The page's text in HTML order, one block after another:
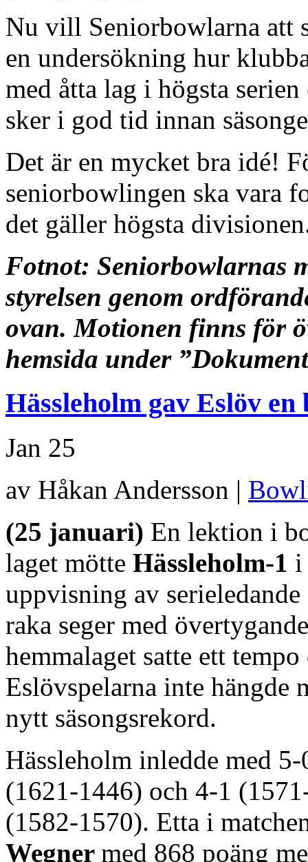
Nu vill Seniorbowlarna att
en undersökning hur
med åtta lag i högsta
sker i god tid innan
Det är en mycket bra idé!
seniorbowlingen ska vara
det gäller högsta
Fotnot: Seniorbowlarnas
styrelsen genom
ovan. Motionen finns för
hemsida under
Hässleholm gav Eslöv
Jan 25
av Håkan Andersson |
(25 januari) En lektion i
laget mötte Hässleholm-1 i
uppvisning av
raka seger med
hemmalaget satte ett
Eslövspelarna inte hängde
nytt säsongsrekord.
Hässleholm inledde med
(1621-1446) och 4-1
(1582-1570). Etta i
Wegner med 868 poäng